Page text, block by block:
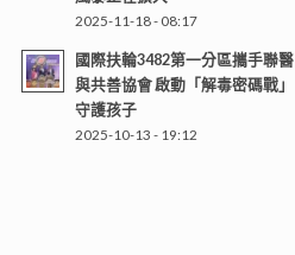
2025-11-18 - 08:17
國際扶輪3482第一分區攜手聯醫
與共善協會 啟動「解毒密碼戰」
守護孩子
2025-10-13 - 19:12